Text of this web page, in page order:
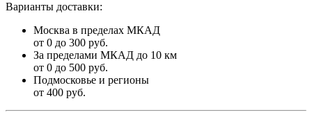
Варианты доставки:
Москва в пределах МКАД
от 0 до 300 руб.
За пределами МКАД до 10 км
от 0 до 500 руб.
Подмосковье и регионы
от 400 руб.